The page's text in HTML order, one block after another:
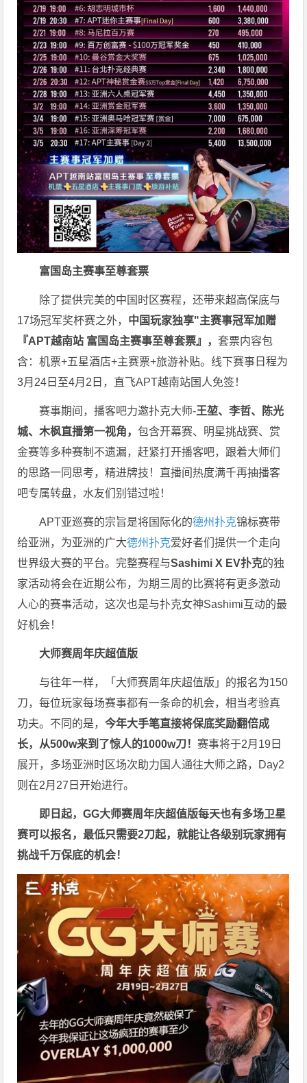
富国岛主赛事至尊套票
除了提供完美的中国时区赛程，还带来超高保底与
17场冠军奖杯赛之外， 中国玩家独享"主赛事冠军加赠
『APT越南站 富国岛主赛事至尊套票』，套票内容包
含：机票+五星酒店+主赛票+旅游补贴。线下赛事日程为
3月24日至4月2日，直飞APT越南站国人免签！
赛事期间，播客吧力邀扑克大师-王堃、李哲、陈光
城、木枫直播第一视角，包含开幕赛、明星挑战赛、赏
金赛等多种赛制不遗漏，赶紧打开播客吧，跟着大师们
的思路一同思考，精进牌技！直播间热度满千再抽播客
吧专属转盘，水友们别错过啦！
APT亚巡赛的宗旨是将国际化的德州扑克锦标赛带
给亚洲，为亚洲的广大德州扑克爱好者们提供一个走向
世界级大赛的平台。 完整赛程与Sashimi X EV扑克的独
家活动将会在近期公布，为期三周的比赛将有更多激动
人心的赛事活动，这次也是与扑克女神Sashimi互动的最
好机会！
大师赛周年庆超值版
与往年一样，「大师赛周年庆超值版」的报名为150
刀，每位玩家每场赛事都有一条命的机会，相当考验真
功夫。不同的是，今年大手笔直接将保底奖励翻倍成
长，从500w来到了惊人的1000w刀！赛事将于2月19日
展开，多场亚洲时区场次助力国人通往大师之路，Day2
则在2月27日开始进行。
即日起，GG大师赛周年庆超值版每天也有多场卫星
赛可以报名，最低只需要2刀起，就能让各级别玩家拥有
挑战千万保底的机会！